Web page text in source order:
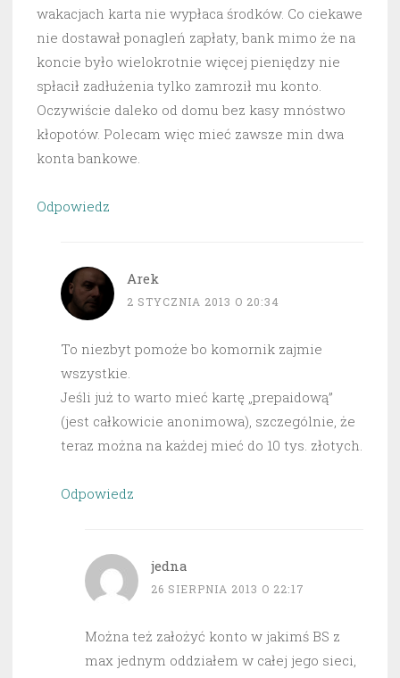
wakacjach karta nie wypłaca środków. Co ciekawe
nie dostawał ponagleń zapłaty, bank mimo że na
koncie było wielokrotnie więcej pieniędzy nie
spłacił zadłużenia tylko zamroził mu konto.
Oczywiście daleko od domu bez kasy mnóstwo
kłopotów. Polecam więc mieć zawsze min dwa
konta bankowe.
Odpowiedz
Arek
2 STYCZNIA 2013 O 20:34
To niezbyt pomoże bo komornik zajmie
wszystkie.
Jeśli już to warto mieć kartę „prepaidową”
(jest całkowicie anonimowa), szczególnie, że
teraz można na każdej mieć do 10 tys. złotych.
Odpowiedz
jedna
26 SIERPNIA 2013 O 22:17
Można też założyć konto w jakimś BS z
max jednym oddziałem w całej jego sieci,